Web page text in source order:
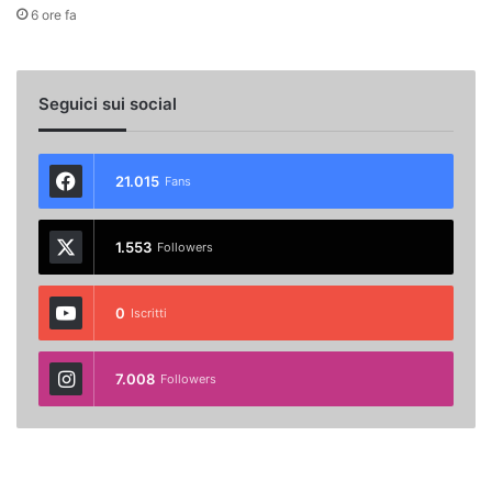
6 ore fa
Seguici sui social
21.015 Fans
1.553 Followers
0 Iscritti
7.008 Followers